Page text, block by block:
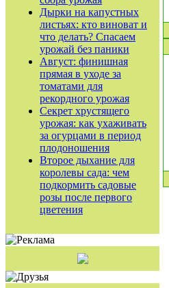
Дырки на капустных
листьях: кто виноват и
что делать? Спасаем
урожай без паники
Август: финишная
прямая в уходе за
томатами для
рекордного урожая
Секрет хрустящего
урожая: как ухаживать
за огурцами в период
плодоношения
Второе дыхание для
королевы сада: чем
подкормить садовые
розы после первого
цветения